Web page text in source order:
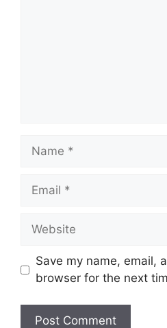
Name
Email
Website
Save my name, email,
browser for the next